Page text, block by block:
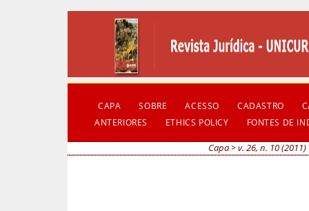
CAPA SOBRE ACESSO CADASTRO
ANTERIORES
ETHICS POLICY FONTES DE
Capa>v. 26, n. 10 (2011)